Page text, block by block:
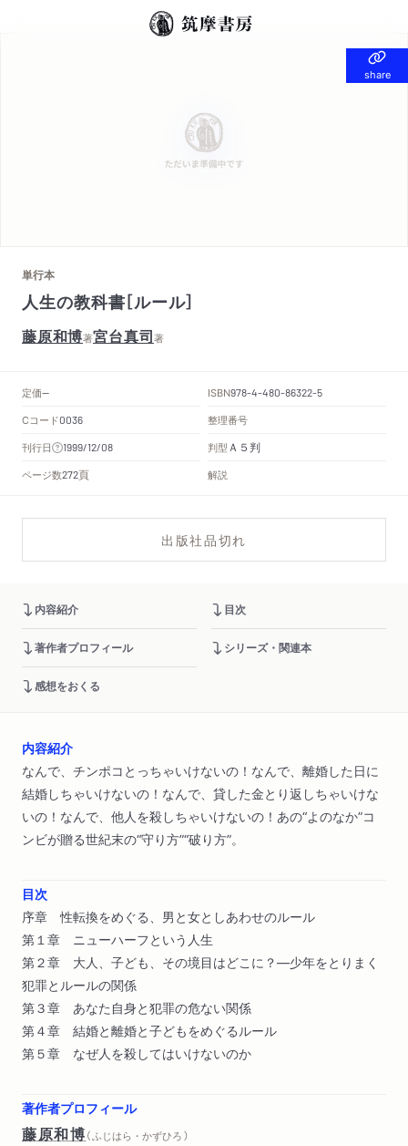
share
share
単行本
人生の教科書［ルール］
藤原和博著宮台真司著
定価-- ISBN978-4-480-86322-5
Cコード0036
整理番号
刊行日
1999/12/08 判型 Ａ５判
ページ数272頁 解説
出版社品切れ
内容紹介 目次
著作者プロフィール シリーズ・関連本
感想をおくる
内容紹介
なんで、チンポコとっちゃいけないの！なんで、離婚した日に
結婚しちゃいけないの！なんで、貸した金とり返しちゃいけな
いの！なんで、他人を殺しちゃいけないの！あの“よのなか”コ
ンビが贈る世紀末の“守り方”“破り方”。
目次
序章 性転換をめぐる、男と女としあわせのルール
第１章 ニューハーフという人生
第２章 大人、子ども、その境目はどこに？―少年をとりまく
犯罪とルールの関係
第３章 あなた自身と犯罪の危ない関係
第４章 結婚と離婚と子どもをめぐるルール
第５章 なぜ人を殺してはいけないのか
著作者プロフィール
藤原和博（ ふじはら・かずひろ ）